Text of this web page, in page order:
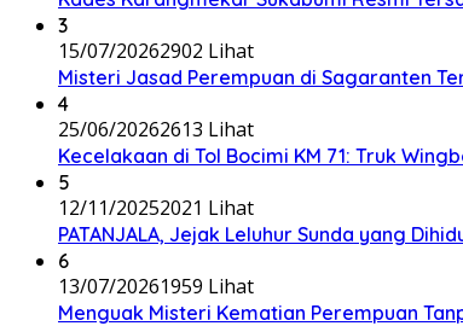
3
15/07/20262902 Lihat
Misteri Jasad Perempuan di Sagaranten
4
25/06/20262613 Lihat
Kecelakaan di Tol Bocimi KM 71: Truk
5
12/11/20252021 Lihat
PATANJALA, Jejak Leluhur Sunda yang
6
13/07/20261959 Lihat
Menguak Misteri Kematian Perempuan